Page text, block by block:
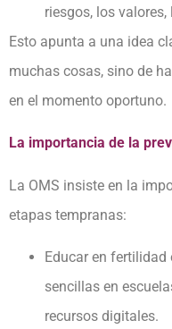
riesgos, los
Esto apunta a una idea
muchas cosas, sino de
en el momento oportuno.
La importancia de la
La OMS insiste en la
etapas tempranas:
Educar en
sencillas en
recursos digitales.